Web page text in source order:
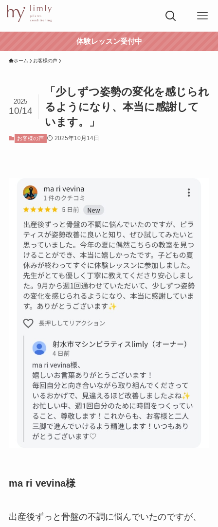
体験レッスン受付中
ホーム お客様の声
「少しずつ姿勢の変化を感じられ
るようになり、本当に感謝して
います。」
2025
10/14
お客様の声 2025年10月14日
ma ri vevina様
出産後ずっと骨盤の不調に悩んでいたのですが、